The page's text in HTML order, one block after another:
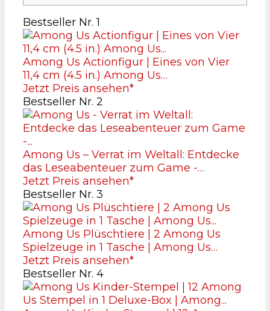
Bestseller Nr. 1
Among Us Actionfigur | Eines von Vier
11,4 cm (4.5 in.) Among Us…
Jetzt Preis ansehen*
Bestseller Nr. 2
Among Us – Verrat im Weltall: Entdecke
das Leseabenteuer zum Game -…
Jetzt Preis ansehen*
Bestseller Nr. 3
Among Us Plüschtiere | 2 Among Us
Spielzeuge in 1 Tasche | Among Us…
Jetzt Preis ansehen*
Bestseller Nr. 4